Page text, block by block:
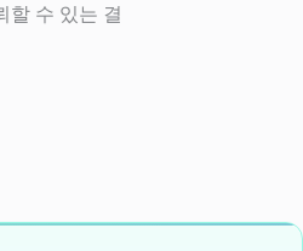
할 수 있는 결